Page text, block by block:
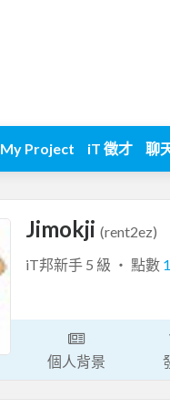
My Project iT 徵才 聊
Jimokji (rent2ez)
iT邦新手 5 級 ‧ 點數
個人背景